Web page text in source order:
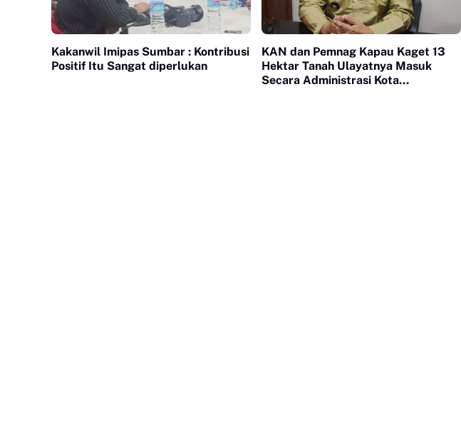
Kakanwil Imipas Sumbar : Kontribusi
Positif Itu Sangat diperlukan
KAN dan Pemnag Kapau Kaget 13
Hektar Tanah Ulayatnya Masuk
Secara Administrasi Kota